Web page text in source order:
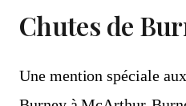
Chutes de
Une mention spéciale